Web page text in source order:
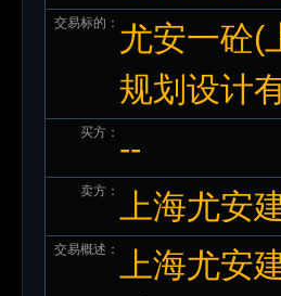
交易标的： 尤安一砼(
规划设计
买方： --
卖方： 上海尤安
交易概述： 上海尤安